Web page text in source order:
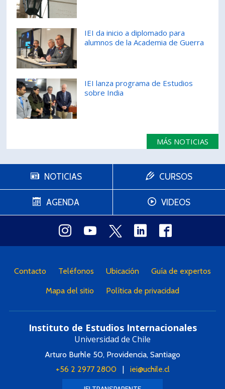
IEI da inicio a diplomado para
alumnos de la Academia de Guerra
IEI lanza programa de Estudios
sobre India
MÁS NOTICIAS
NOTICIAS
AGENDA
CURSOS
VIDEOS
Contacto Teléfonos Ubicación Guía de expertos
Mapa del sitio Política de privacidad
Instituto de Estudios Internacionales
Universidad de Chile
Arturo Burhle 50, Providencia, Santiago
+56 2 2977 2800| iei@uchile.cl